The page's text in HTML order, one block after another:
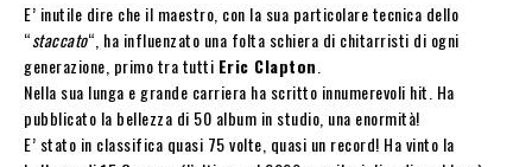
E’ inutile dire che il maestro, con la sua particolare tecnica dello
“staccato“, ha influenzato una folta schiera di chitarristi di ogni
generazione, primo tra tutti Eric Clapton
Nella sua lunga e grande carriera ha scritto innumerevoli hit. Ha
pubblicato la bellezza di 50 album in studio, una enormità!
E’ stato in classifica quasi 75 volte, quasi un record! Ha vinto la